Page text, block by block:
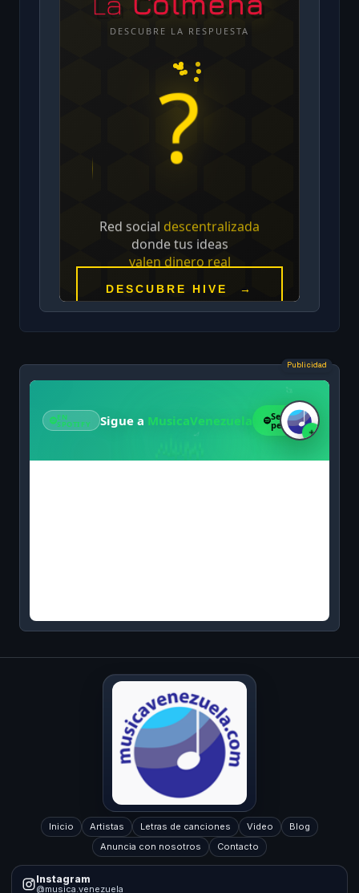
Publicidad
Inicio Artistas Letras de canciones Video
Blog
Anuncia con nosotros
Contacto
Instagram
@musica.venezuela